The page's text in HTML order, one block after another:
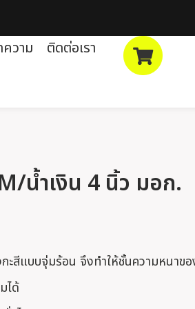
วาม ติดต่อเรา
น้ำเงิน 4 นิ้ว มอก.
ะสีแบบจุ่มร้อน จึงทำให้ชั้นความหนาข
ได้